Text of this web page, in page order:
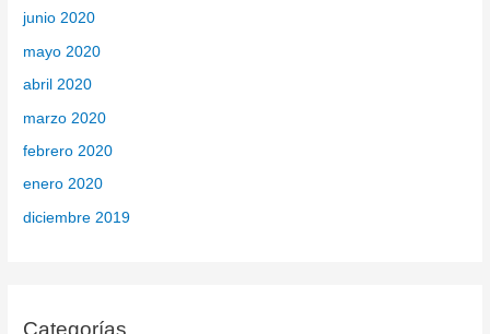
junio 2020
mayo 2020
abril 2020
marzo 2020
febrero 2020
enero 2020
diciembre 2019
Categorías